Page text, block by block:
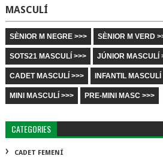
MASCULÍ
SÈNIOR M NEGRE >>> SÈNIOR M VERD
SOTS21 MASCULÍ >>> JÚNIOR MASCULÍ
CADET MASCULÍ >>> INFANTIL MASCULÍ
MINI MASCULÍ >>> PRE-MINI MASC >>>
CATEGORIES
CADET FEMENÍ